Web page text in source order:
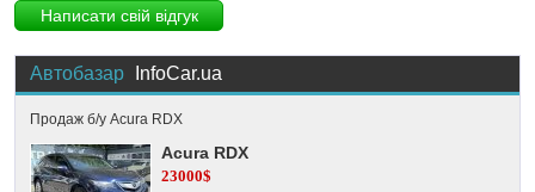
Написати свій відгук
Автобазар InfoCar.ua
Продаж б/у Acura RDX
Acura RDX
23000$